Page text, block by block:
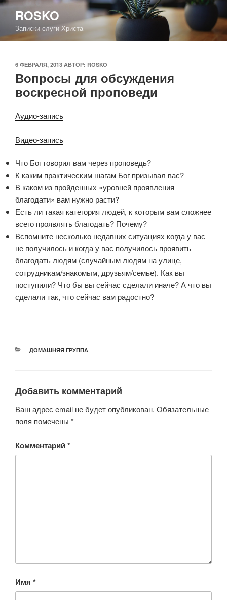
Перейти
содержимому
ROSKO
Записки слуги Христа
ОПУБЛИКОВАНО
6 ФЕВРАЛЯ, 2013 АВТОР: ROSKO
Вопросы для обсуждения
воскресной проповеди
Аудио-запись
Видео-запись
Что Бог говорил вам через проповедь?
К каким практическим шагам Бог призывал вас?
В каком из пройденных «уровней проявления
благодати» вам нужно расти?
Есть ли такая категория людей, к которым вам сложнее
всего проявлять благодать? Почему?
Вспомните несколько недавних ситуациях когда у вас
не получилось и когда у вас получилось проявить
благодать людям (случайным людям на улице,
сотрудникам/знакомым, друзьям/семье). Как вы
поступили? Что бы вы сейчас сделали иначе? А что вы
сделали так, что сейчас вам радостно?
РУБРИКИ
ДОМАШНЯЯ ГРУППА
Добавить комментарий
Ваш адрес email не будет опубликован. Обязательные
поля помечены *
Комментарий*
Имя *